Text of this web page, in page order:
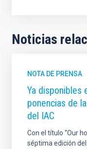
Noticias
NOTA DE PRENSA
Ya disponibles
ponencias de
del IAC
Con el título “Our
séptima edición